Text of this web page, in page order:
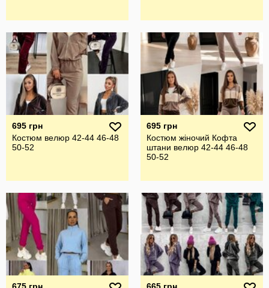
695 грн
Костюм велюр 42-44 46-48
50-52
695 грн
Костюм жіночий Кофта
штани велюр 42-44 46-48
50-52